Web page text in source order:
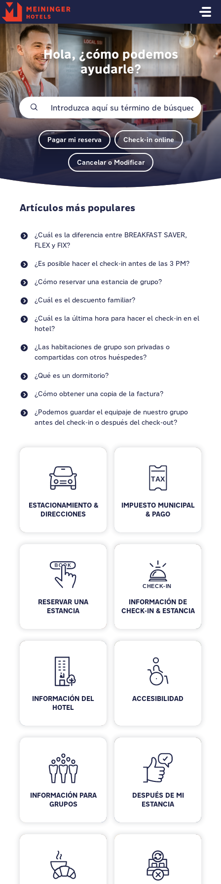
Saltar al contenido principal
Hola, ¿cómo podemos
ayudarle?
Pagar mi reserva Check-in online
Cancelar o Modificar
Artículos más populares
¿Qué es un dormitorio?
¿Cuál es la diferencia entre BREAKFAST SAVER,
FLEX y FIX?
¿Cuál es el descuento familiar?
¿Es posible hacer el check-in antes de las 3 PM?
¿Cuál es la última hora para hacer el check-in en el
hotel?
¿Las habitaciones de grupo son privadas o
compartidas con otros huéspedes?
¿Cómo reservar una estancia de grupo?
¿Podemos guardar el equipaje de nuestro grupo
antes del check-in o después del check-out?
¿Cómo obtener una copia de la factura?
ESTACIONAMIENTO &
DIRECCIONES
IMPUESTO MUNICIPAL
& PAGO
RESERVAR UNA
ESTANCIA
INFORMACIÓN DE
CHECK-IN & ESTANCIA
INFORMACIÓN DEL
HOTEL
ACCESIBILIDAD
INFORMACIÓN PARA
GRUPOS
DESPUÉS DE MI
ESTANCIA